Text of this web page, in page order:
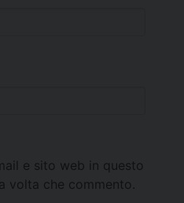
e sito web in questo
volta che commento.